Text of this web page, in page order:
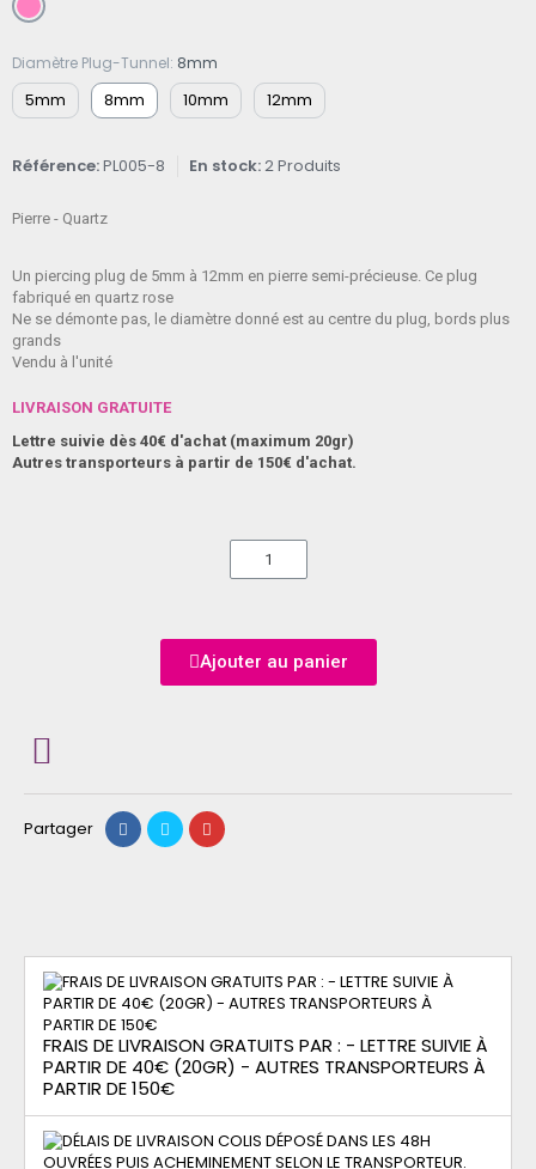
Diamètre Plug-Tunnel 8mm
5mm 8mm 10mm 12mm
Référence PL005-8 En stock 2 Produits
Pierre - Quartz
Un piercing plug de 5mm à 12mm en pierre semi-précieuse. Ce plug
fabriqué en quartz rose
Ne se démonte pas, le diamètre donné est au centre du plug, bords plus
grands
Vendu à l'unité
LIVRAISON GRATUITE
Lettre suivie dès 40€ d'achat (maximum 20gr)
Autres transporteurs à partir de 150€ d'achat.
Ajouter au panier
Partager
FRAIS DE LIVRAISON GRATUITS PAR : - LETTRE SUIVIE À
PARTIR DE 40€ (20GR) - AUTRES TRANSPORTEURS À
PARTIR DE 150€